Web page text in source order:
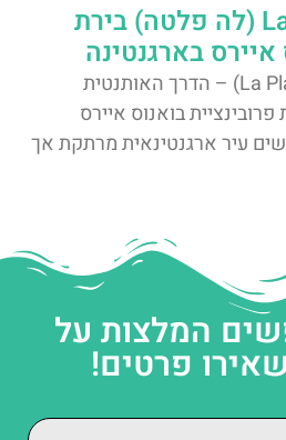
סיור חינם בLa Plata (לה פלטה) בירת
איירס בארגנטינה
סיור חינם בלה פלטה (La Plata) – הדרך האותנטית
בואנוס איירס
עיר ארגנטינאית מרתקת אך
המלצות על
פרטים!